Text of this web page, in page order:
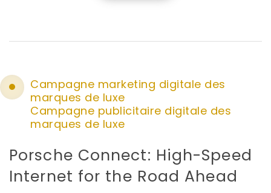
Campagne marketing digitale des
marques de luxe
Campagne publicitaire digitale des
marques de luxe
Porsche Connect: High-Speed
Internet for the Road Ahead